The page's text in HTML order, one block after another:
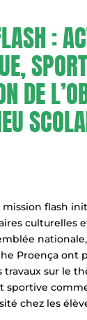
:
DE
mission flash
culturelles
Proença ont
travaux sur le
sportive
chez les